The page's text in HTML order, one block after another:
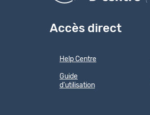
Accès direct
Help Centre
Guide
d'utilisation